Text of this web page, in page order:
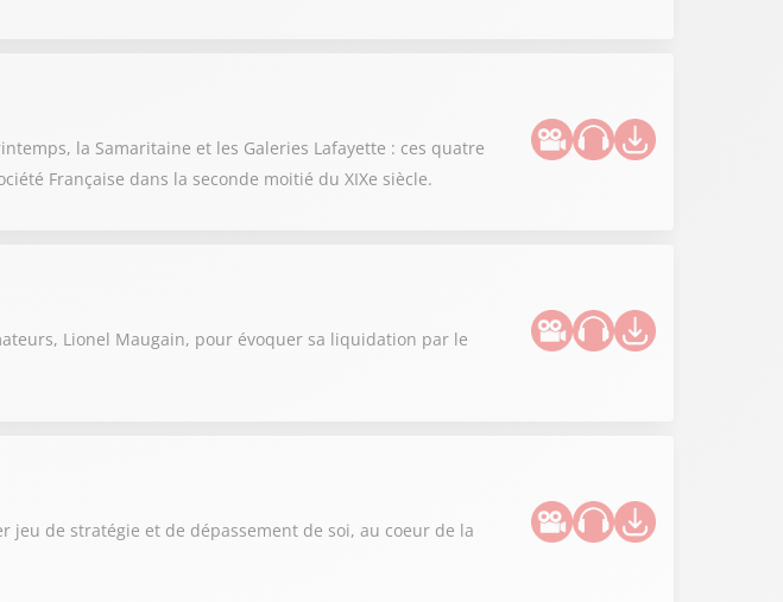
la Samaritaine et les Galeries Lafayette : ces quatre
Française dans la seconde moitié du XIXe siècle.
Lionel Maugain, pour évoquer sa liquidation par le
de stratégie et de dépassement de soi, au coeur de la